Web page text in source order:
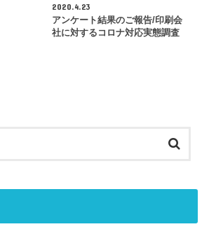
2020.4.23
アンケート結果のご報告/印刷会
社に対するコロナ対応実態調査